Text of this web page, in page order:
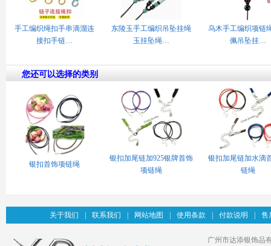
手工编织绳扣手串滴溜连
接扣手链…
东陵玉手工编织吊坠挂绳
玉挂坠绳…
乌木手工编织项链
佩吊坠挂…
您还可以选择的类别
银扣首饰项链绳
银扣加尾链加925银牌首饰
项链绳
银扣加尾链加水滴
链绳
关于我们 联系我们 网站地图 使用条款 付款说明 售
广州市达添银饰品